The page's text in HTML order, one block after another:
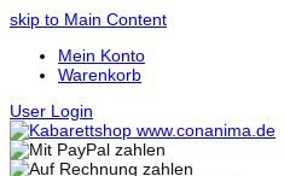
skip to Main Content
Mein Konto
Warenkorb
User Login